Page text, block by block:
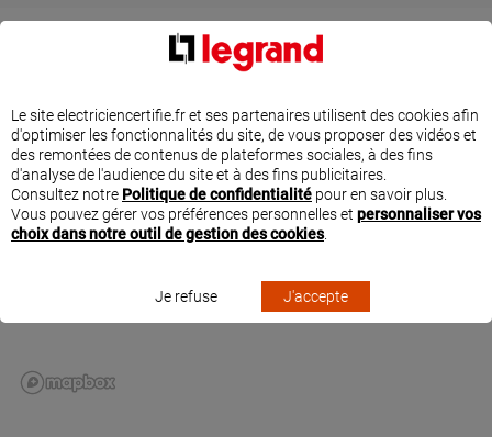
SITUER SUPTIL ELECTRICITE À RUY MONTCEAU
Le site electriciencertifie.fr et ses partenaires utilisent des cookies afin
d'optimiser les fonctionnalités du site, de vous proposer des vidéos et
des remontées de contenus de plateformes sociales, à des fins
d'analyse de l'audience du site et à des fins publicitaires.
Consultez notre Politique de confidentialité pour en savoir plus.
Vous pouvez gérer vos préférences personnelles et personnaliser vos
choix dans notre outil de gestion des cookies.
Je refuse J'accepte